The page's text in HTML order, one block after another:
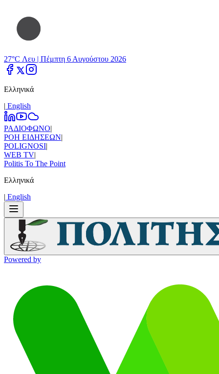
27°C Λευ | Πέμπτη 6 Αυγούστου 2026
Ελληνικά
| Εnglish
ΡΑΔΙΟΦΩΝΟ|
ΡΟΗ ΕΙΔΗΣΕΩΝ|
POLIGNOSI|
WEB TV|
Politis To The Point
Ελληνικά
| Εnglish
Powered by